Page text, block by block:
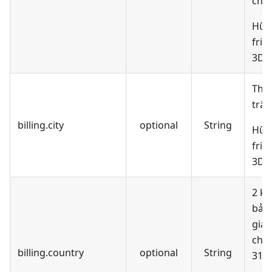
billing.city optional String
trấn
billing.country optional String
2
gia